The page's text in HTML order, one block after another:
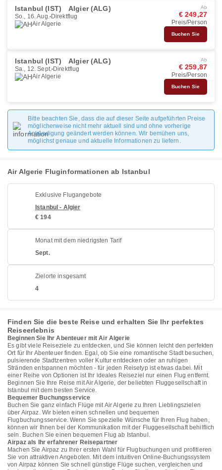
Istanbul (IST) Algier (ALG)
So., 16. Aug. Direktflug
Air Algerie
Ab
€ 249,27
Preis/Person
Buchen Sie
Istanbul (IST) Algier (ALG)
Sa., 12. Sept. Direktflug
Air Algerie
Ab
€ 259,87
Preis/Person
Buchen Sie
Bitte beachten Sie, dass die auf dieser Seite aufgeführten Preise
möglicherweise nicht mehr aktuell sind und ohne vorherige
Ankündigung geändert werden können. Wir bemühen uns,
möglichst genaue und aktuelle Informationen zu liefern.
Air Algerie Fluginformationen ab Istanbul
Exklusive Flugangebote
Istanbul - Algier
€ 194
Monat mit dem niedrigsten Tarif
Sept.
Zielorte insgesamt
4
Finden Sie die beste Reise und erhalten Sie Ihr perfektes
Reiseerlebnis
Beginnen Sie Ihr Abenteuer mit Air Algerie
Es gibt viele Reiseziele zu entdecken, und Sie können leicht den perfekten
Ort für Ihr Abenteuer finden. Egal, ob Sie eine romantische Stadt besuchen,
pulsierende Stadtzentren voller Kultur entdecken oder an ruhigen
Stränden entspannen möchten - für jeden Reisetyp ist etwas dabei. Mit
einer Reihe von Optionen ist Ihr ideales Reiseziel nur einen Flug entfernt.
Beginnen Sie Ihre Reise mit Air Algerie, der beliebten Fluggesellschaft in
Istanbul mit dem besten Service.
Bequemer Buchungsservice
Buchen Sie ganz einfach Flüge mit Air Algerie zu Ihren Lieblingszielen
über Airpaz. Wir bieten einen schnellen und bequemen
Flugbuchungsservice. Wenn Sie spezielle Wünsche für Ihren Flug haben,
können wir Ihnen bei der Kommunikation mit der Fluggesellschaft behilflich
sein. Buchen Sie einen bequemen Flug ab Istanbul.
Airpaz als Ihr erfahrener Reisepartner
Machen Sie Airpaz zu Ihrer ersten Wahl für Flugbuchungen und profitieren
Sie von attraktiven Angeboten. Mit dem intuitiven Online-Buchungssystem
von Airpaz können Sie schnell günstige Flüge suchen, vergleichen und